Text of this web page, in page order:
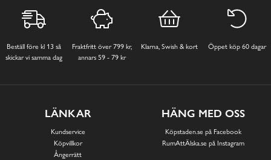
Beställ före kl 13 så
skickar vi samma dag
Fraktfritt över 799 kr,
annars 59 - 79 kr
Klarna, Swish & kort Öppet köp 60 dagar
LÄNKAR
Kundservice
Köpvillkor
Ångerrätt
HÄNG MED OSS
Köpstaden.se på Facebook
RumAttÄlska.se på Instagram